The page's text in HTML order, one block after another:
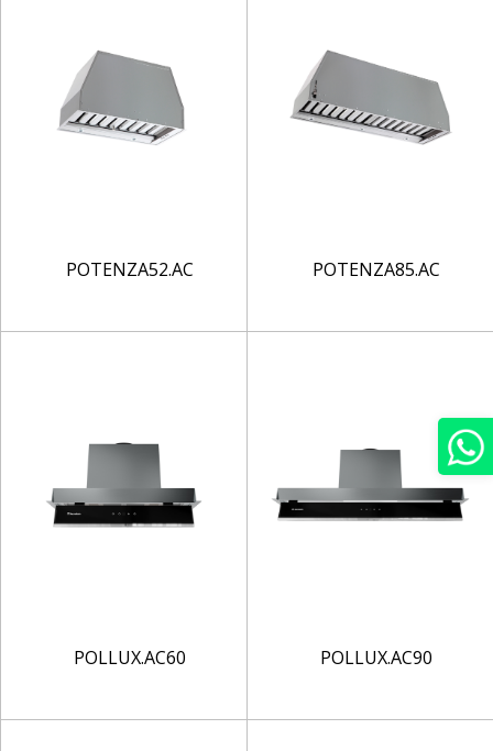
POTENZA52.AC POTENZA85.AC
POLLUX.AC60 POLLUX.AC90